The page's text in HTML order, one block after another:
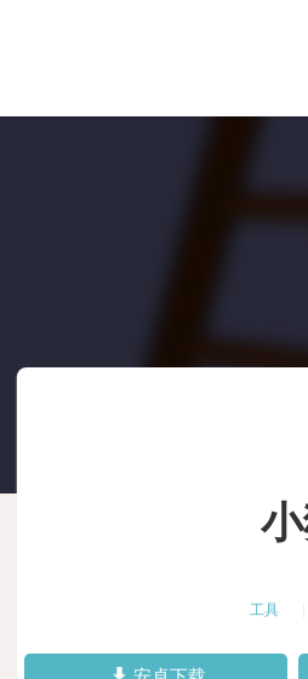
工具